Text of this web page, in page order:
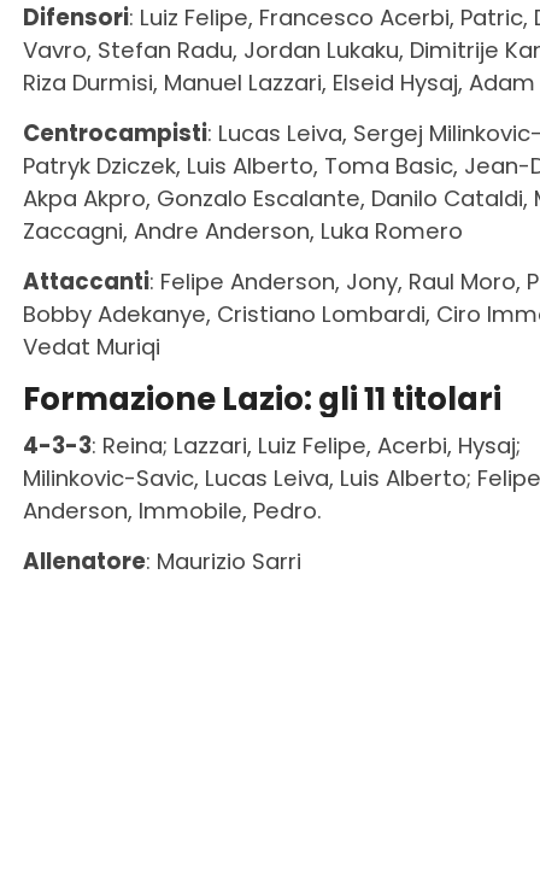
Difensori: Luiz Felipe, Francesco Acerbi, Patric,
Vavro, Stefan Radu, Jordan Lukaku, Dimitrije
Riza Durmisi, Manuel Lazzari, Elseid Hysaj,
Centrocampisti: Lucas Leiva, Sergej
Patryk Dziczek, Luis Alberto, Toma Basic, Jean-
Akpa Akpro, Gonzalo Escalante, Danilo Cataldi,
Zaccagni, Andre Anderson, Luka Romero
Attaccanti: Felipe Anderson, Jony, Raul Moro,
Bobby Adekanye, Cristiano Lombardi, Ciro
Vedat Muriqi
Formazione Lazio: gli 11 titolari
4-3-3: Reina; Lazzari, Luiz Felipe, Acerbi, Hysaj;
Milinkovic-Savic, Lucas Leiva, Luis Alberto; Felipe
Anderson, Immobile, Pedro.
Allenatore: Maurizio Sarri